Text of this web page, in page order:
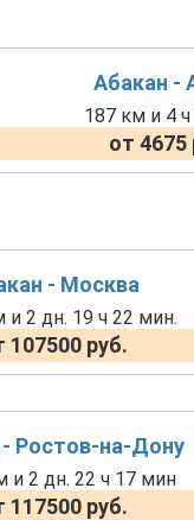
Абакан -
187 км и 4
от 4675
- Москва
и 2 дн. 19 ч 22 мин.
107500 руб.
Ростов-на-Дону
и 2 дн. 22 ч 17 мин
117500 руб.